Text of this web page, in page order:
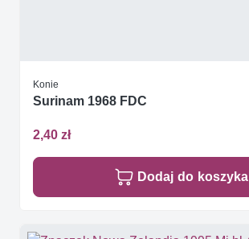
Konie
Surinam 1968 FDC
2,40 zł
Dodaj do koszyka